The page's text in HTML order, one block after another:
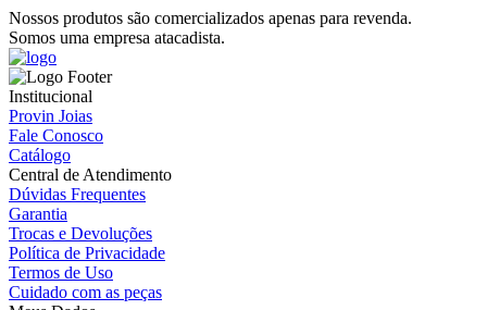
Nossos produtos são comercializados apenas para revenda.
Somos uma empresa atacadista.
Institucional
Provin Joias
Fale Conosco
Catálogo
Central de Atendimento
Dúvidas Frequentes
Garantia
Trocas e Devoluções
Política de Privacidade
Termos de Uso
Cuidado com as peças